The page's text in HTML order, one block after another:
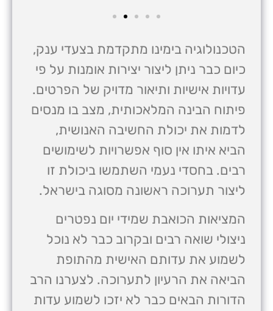
הטכנולוגיה בימינו מתקדמת בצעדי ענק,
כיום כבר ניתן ליצור יצירות אומנות על פי
עדויות אישיות ותיאור מדויק של הפרטים.
פיתוח הבינה המלאכותית, מצב בו מנסים
לדמות את יכולת החשיבה האנושית,
הביא איתו אין סוף אפשרויות לשימושים
רבים. בחסדי נעמי השתמשו ביכולת זו
ליצור תערוכה ראשונה מסוגה בישראל.
המציאות הכואבת שמידי יום נפטרים
ניצולי שואה רבים ובקרוב כבר לא נוכל
לשמוע את עדותם האישית מהתופת
הביאה את הרעיון לתערוכה. לצערנו הרב
הדורות הבאים כבר לא יזכו לשמוע עדות